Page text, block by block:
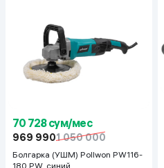
70 728 сум/мес
969 9901 050 000
Болгарка (УШМ) Pollwon PW116-
180 PW, синий